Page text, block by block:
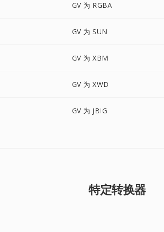
GV 为 RGBA
GV 为 SUN
GV 为 XBM
GV 为 XWD
GV 为 JBIG
特定转换器